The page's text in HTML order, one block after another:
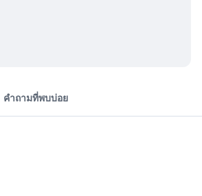
คำถามที่พบบ่อย